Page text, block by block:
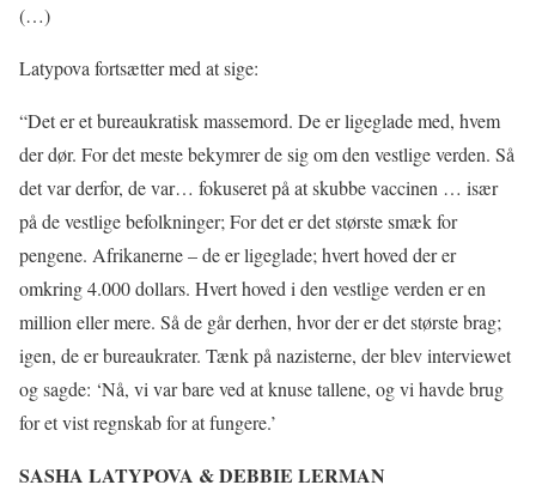
(…)
Latypova fortsætter med at sige:
“Det er et bureaukratisk massemord. De er ligeglade med, hvem
der dør. For det meste bekymrer de sig om den vestlige verden. Så
det var derfor, de var… fokuseret på at skubbe vaccinen … især
på de vestlige befolkninger; For det er det største smæk for
pengene. Afrikanerne – de er ligeglade; hvert hoved der er
omkring 4.000 dollars. Hvert hoved i den vestlige verden er en
million eller mere. Så de går derhen, hvor der er det største brag;
igen, de er bureaukrater. Tænk på nazisterne, der blev interviewet
og sagde: ‘Nå, vi var bare ved at knuse tallene, og vi havde brug
for et vist regnskab for at fungere.’
SASHA LATYPOVA & DEBBIE LERMAN